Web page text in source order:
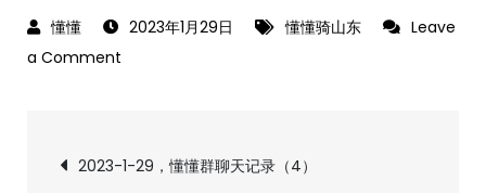
2023年1月29日 懂懂骑山东
Leave
a Comment
山
文
2023-1-29，懂懂群聊天记录（4）